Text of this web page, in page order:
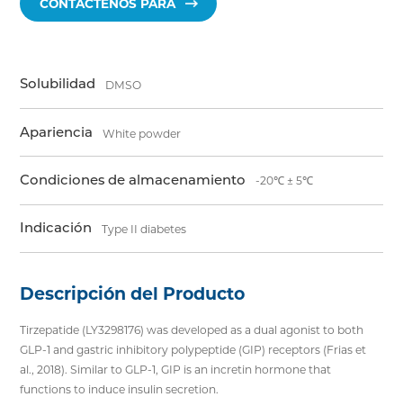
CONTÁCTENOS PARA
Solubilidad DMSO
Apariencia White powder
Condiciones de almacenamiento -20℃ ± 5℃
Indicación Type II diabetes
Descripción del Producto
Tirzepatide (LY3298176) was developed as a dual agonist to both
GLP-1 and gastric inhibitory polypeptide (GIP) receptors (Frias et
al., 2018). Similar to GLP-1, GIP is an incretin hormone that
functions to induce insulin secretion.